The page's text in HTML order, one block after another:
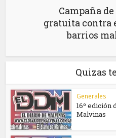
Campaña
gratuita contra
barrios
Quizas
Generales
16º edición
Malvinas